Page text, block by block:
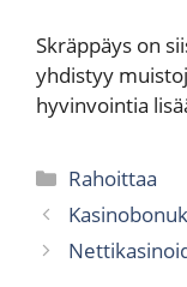
Skräppäys on
yhdistyy
hyvinvointia
Kategoriat
Rahoittaa